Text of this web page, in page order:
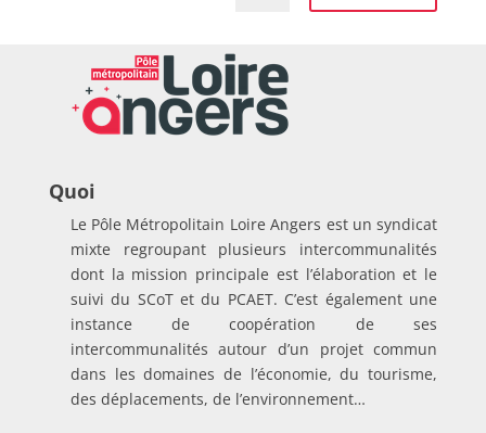
Quoi
Le Pôle Métropolitain Loire Angers est un syndicat
mixte regroupant plusieurs intercommunalités
dont la mission principale est l’élaboration et le
suivi du SCoT et du PCAET. C’est également une
instance de coopération de ses
intercommunalités autour d’un projet commun
dans les domaines de l’économie, du tourisme,
des déplacements, de l’environnement…